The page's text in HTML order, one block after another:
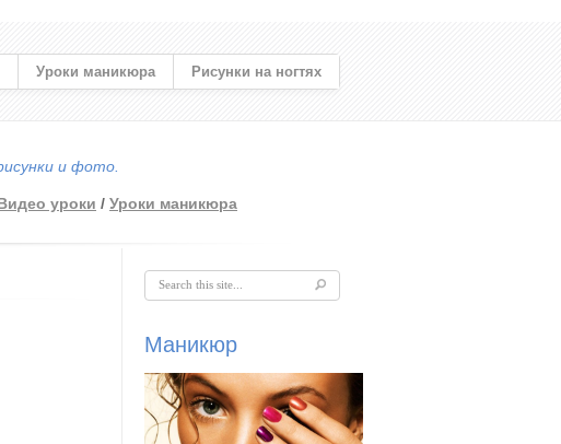
и фото.
Уроки маникюра Рисунки на ногтях
уроки /Уроки маникюра
Форма поиска
Маникюр